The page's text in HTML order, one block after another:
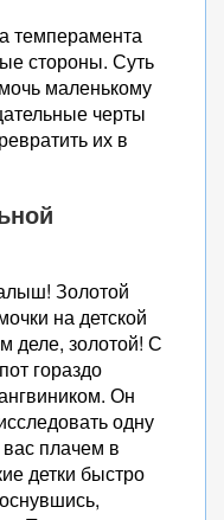
темперамента
стороны. Суть
маленькому
черты
их в
Золотой
на детской
деле, золотой! С
гораздо
Он
одну
плачем в
детки быстро